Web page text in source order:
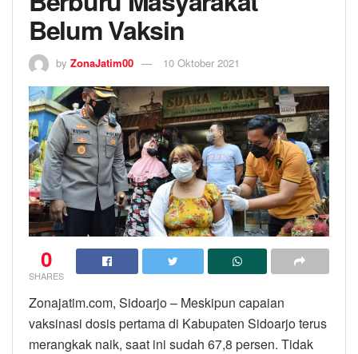
Belum Vaksin
by ZonaJatim00 10 Oktober 2021
0
SHARES
Zonajatim.com, Sidoarjo – Meskipun capaian
vaksinasi dosis pertama di Kabupaten Sidoarjo terus
merangkak naik, saat ini sudah 67,8 persen. Tidak